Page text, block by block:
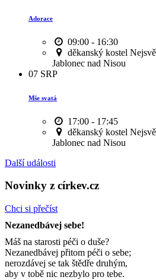
Adorace
09:00 - 16:30
děkanský kostel
Jablonec nad Nisou
07 SRP
Mše svatá
17:00 - 17:45
děkanský kostel
Jablonec nad Nisou
Další události
Novinky z církev.cz
Chci si přečíst
Nezanedbávej sebe!
Máš na starosti péči o duše?
Nezanedbávej přitom péči o sebe;
nerozdávej se tak štědře druhým,
aby v tobě nic nezbylo pro tebe.